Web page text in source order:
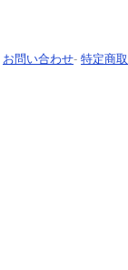
お問い合わせ- 特定商